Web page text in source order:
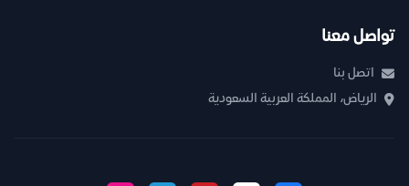
تواصل معنا
اتصل بنا
الرياض، المملكة العربية السعودية